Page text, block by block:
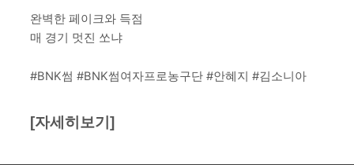
완벽한 페이크와 득점
매 경기 멋진 쏘냐
#BNK썸 #BNK썸여자프로농구단 #안혜지 #김소니아
[자세히보기]